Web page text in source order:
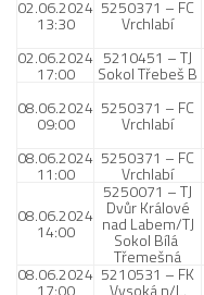
02.06.2024
13:30
5250371 – FC
Vrchlabí
02.06.2024
17:00
5210451 – TJ
Sokol Třebeš B
08.06.2024
09:00
5250371 – FC
Vrchlabí
08.06.2024
11:00
5250371 – FC
Vrchlabí
08.06.2024
14:00
5250071 – TJ
Dvůr Králové
nad Labem/TJ
Sokol Bílá
Třemešná
08.06.2024 5210531 – FK